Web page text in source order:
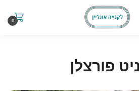
0
פורצלן